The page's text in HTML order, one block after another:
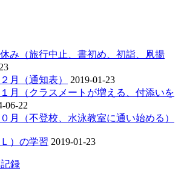
み（旅行中止、書初め、初詣、凧揚
月（通知表）
2019-01-23
月（クラスメートが増える、付添いを
06-22
月（不登校、水泳教室に通い始める）
）の学習 2019-01-23
録